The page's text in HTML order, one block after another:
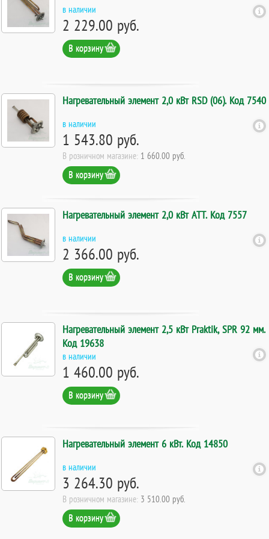
в наличии
2 229.00 руб.
В корзину
Нагревательный элемент 2,0 кВт RSD (06). Код 7540
в наличии
1 543.80 руб.
В розничном магазине: 1 660.00 руб.
В корзину
Нагревательный элемент 2,0 кВт АТТ. Код 7557
в наличии
2 366.00 руб.
В корзину
Нагревательный элемент 2,5 кВт Praktik, SPR 92 мм.
Код 19638
в наличии
1 460.00 руб.
В корзину
Нагревательный элемент 6 кВт. Код 14850
в наличии
3 264.30 руб.
В розничном магазине: 3 510.00 руб.
В корзину